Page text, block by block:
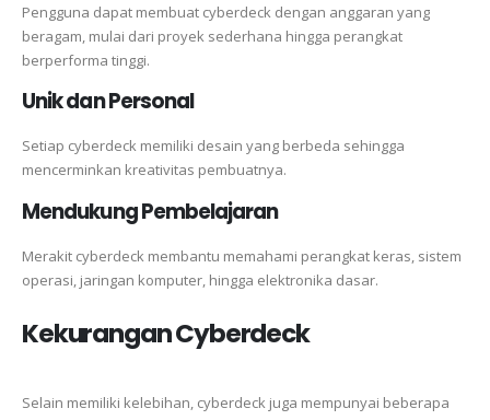
Pengguna dapat membuat cyberdeck dengan anggaran yang
beragam, mulai dari proyek sederhana hingga perangkat
berperforma tinggi.
Unik dan Personal
Setiap cyberdeck memiliki desain yang berbeda sehingga
mencerminkan kreativitas pembuatnya.
Mendukung Pembelajaran
Merakit cyberdeck membantu memahami perangkat keras, sistem
operasi, jaringan komputer, hingga elektronika dasar.
Kekurangan Cyberdeck
Selain memiliki kelebihan, cyberdeck juga mempunyai beberapa